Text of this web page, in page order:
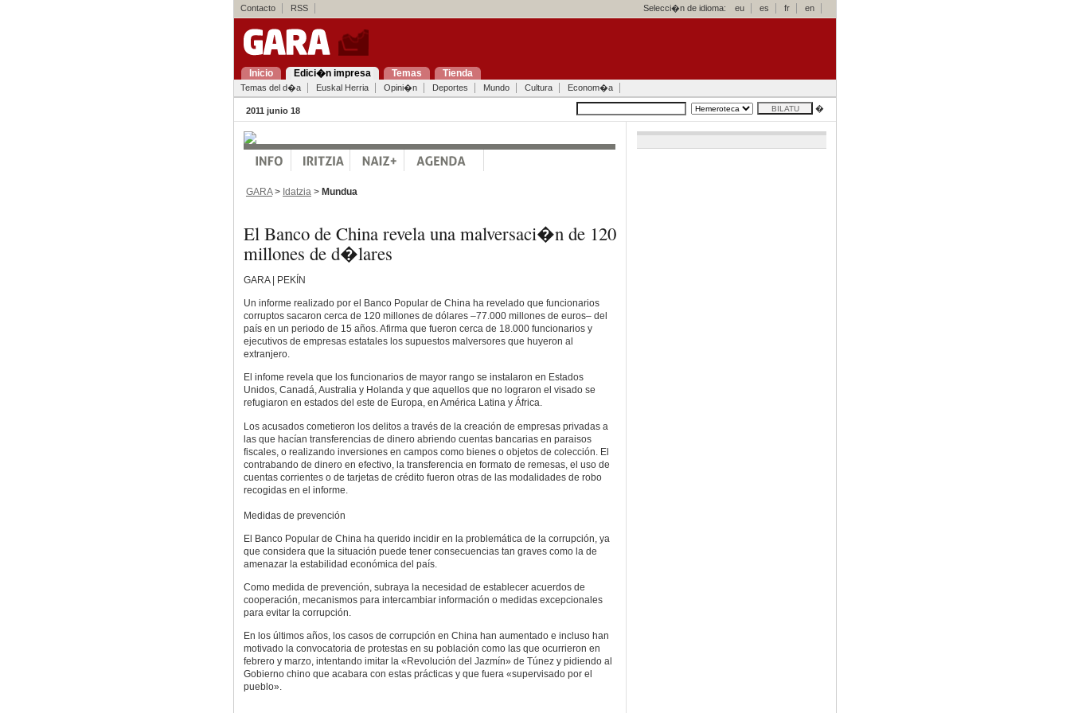
Contacto RSS Selecci�n de idioma: eu es fr en
Inicio Edici�n impresa Temas Tienda
Temas del d�a Euskal Herria Opini�n Deportes Mundo Cultura Econom�a
2011 junio 18 �
GARA> Idatzia > Mundua
El Banco de China revela una malversaci�n de 120
millones de d�lares
GARA | PEKÍN
Un informe realizado por el Banco Popular de China ha revelado que funcionarios
corruptos sacaron cerca de 120 millones de dólares –77.000 millones de euros– del
país en un periodo de 15 años. Afirma que fueron cerca de 18.000 funcionarios y
ejecutivos de empresas estatales los supuestos malversores que huyeron al
extranjero.
El infome revela que los funcionarios de mayor rango se instalaron en Estados
Unidos, Canadá, Australia y Holanda y que aquellos que no lograron el visado se
refugiaron en estados del este de Europa, en América Latina y África.
Los acusados cometieron los delitos a través de la creación de empresas privadas a
las que hacían transferencias de dinero abriendo cuentas bancarias en paraisos
fiscales, o realizando inversiones en campos como bienes o objetos de colección. El
contrabando de dinero en efectivo, la transferencia en formato de remesas, el uso de
cuentas corrientes o de tarjetas de crédito fueron otras de las modalidades de robo
recogidas en el informe.
Medidas de prevención
El Banco Popular de China ha querido incidir en la problemática de la corrupción, ya
que considera que la situación puede tener consecuencias tan graves como la de
amenazar la estabilidad económica del país.
Como medida de prevención, subraya la necesidad de establecer acuerdos de
cooperación, mecanismos para intercambiar información o medidas excepcionales
para evitar la corrupción.
En los últimos años, los casos de corrupción en China han aumentado e incluso han
motivado la convocatoria de protestas en su población como las que ocurrieron en
febrero y marzo, intentando imitar la «Revolución del Jazmín» de Túnez y pidiendo al
Gobierno chino que acabara con estas prácticas y que fuera «supervisado por el
pueblo».